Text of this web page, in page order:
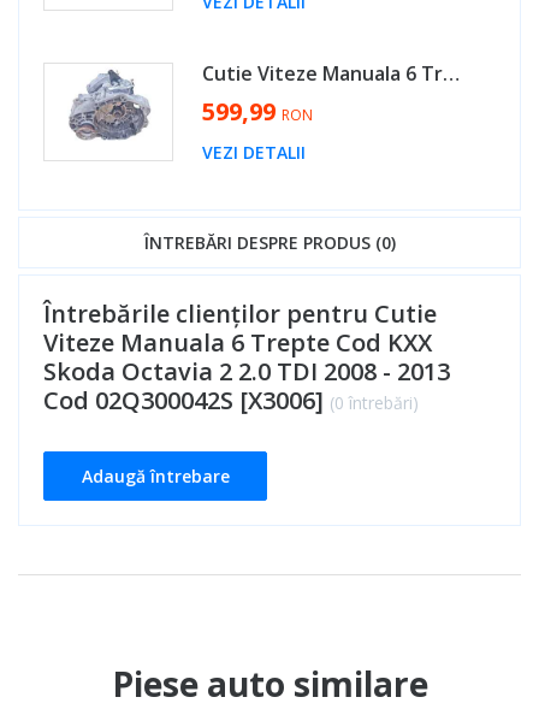
Cutie Viteze Manuala 6 Trepte Cod KDN Volkswagen Jetta 2.0 TDI 2006 - 2011 Cod 02Q300042S [X3006]
599,99 RON
VEZI DETALII
ÎNTREBĂRI DESPRE PRODUS (0)
Întrebările clienților pentru Cutie
Viteze Manuala 6 Trepte Cod KXX
Skoda Octavia 2 2.0 TDI 2008 - 2013
Cod 02Q300042S [X3006] (0 întrebări)
Adaugă întrebare
Piese auto similare